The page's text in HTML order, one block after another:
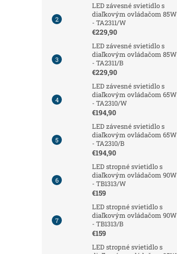
LED závesné svietidlo s
diaľkovým ovládačom 85W
- TA2311/W
€229,90
LED závesné svietidlo s
diaľkovým ovládačom 85W
- TA2311/B
€229,90
LED závesné svietidlo s
diaľkovým ovládačom 65W
- TA2310/W
€194,90
LED závesné svietidlo s
diaľkovým ovládačom 65W
- TA2310/B
€194,90
LED stropné svietidlo s
diaľkovým ovládačom 90W
- TB1313/W
€159
LED stropné svietidlo s
diaľkovým ovládačom 90W
- TB1313/B
€159
LED stropné svietidlo s